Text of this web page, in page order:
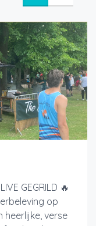
GEGRILD 🔥
op
heerlijke, verse